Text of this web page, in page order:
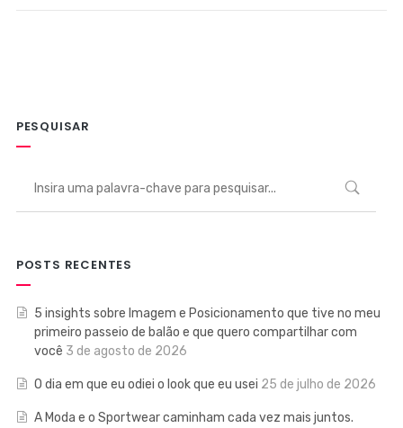
PESQUISAR
POSTS RECENTES
5 insights sobre Imagem e Posicionamento que tive no meu
primeiro passeio de balão e que quero compartilhar com
você 3 de agosto de 2026
O dia em que eu odiei o look que eu usei 25 de julho de 2026
A Moda e o Sportwear caminham cada vez mais juntos.